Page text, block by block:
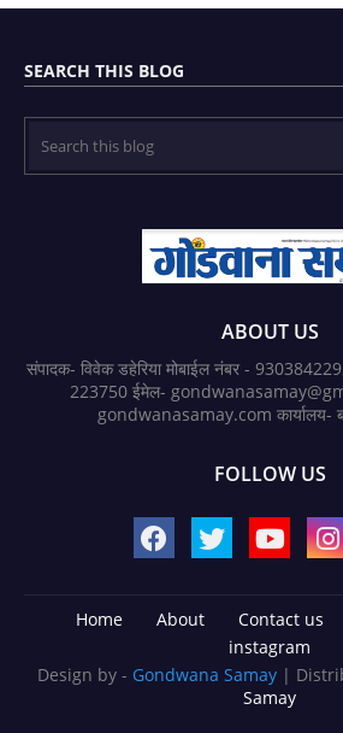
SEARCH THIS BLOG
ABOUT US
संपादक- विवेक डहेरिया मोबाईल नंबर -
223750 ईमेल-
gondwanasamay.com कार्यालय-
FOLLOW US
Home About Contact us
instagram
Design by - Gondwana Samay |
Samay